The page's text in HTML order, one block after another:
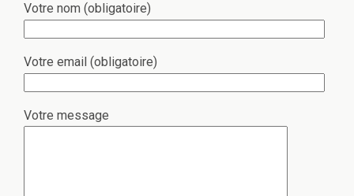
Votre nom (obligatoire)
Votre email (obligatoire)
Votre message